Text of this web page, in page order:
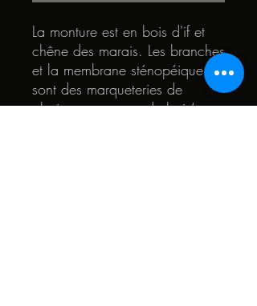
La monture est en bois d'if et
chêne des marais. Les branches
et la membrane sténopéique
sont des marqueteries de
plusieurs essences de bois(